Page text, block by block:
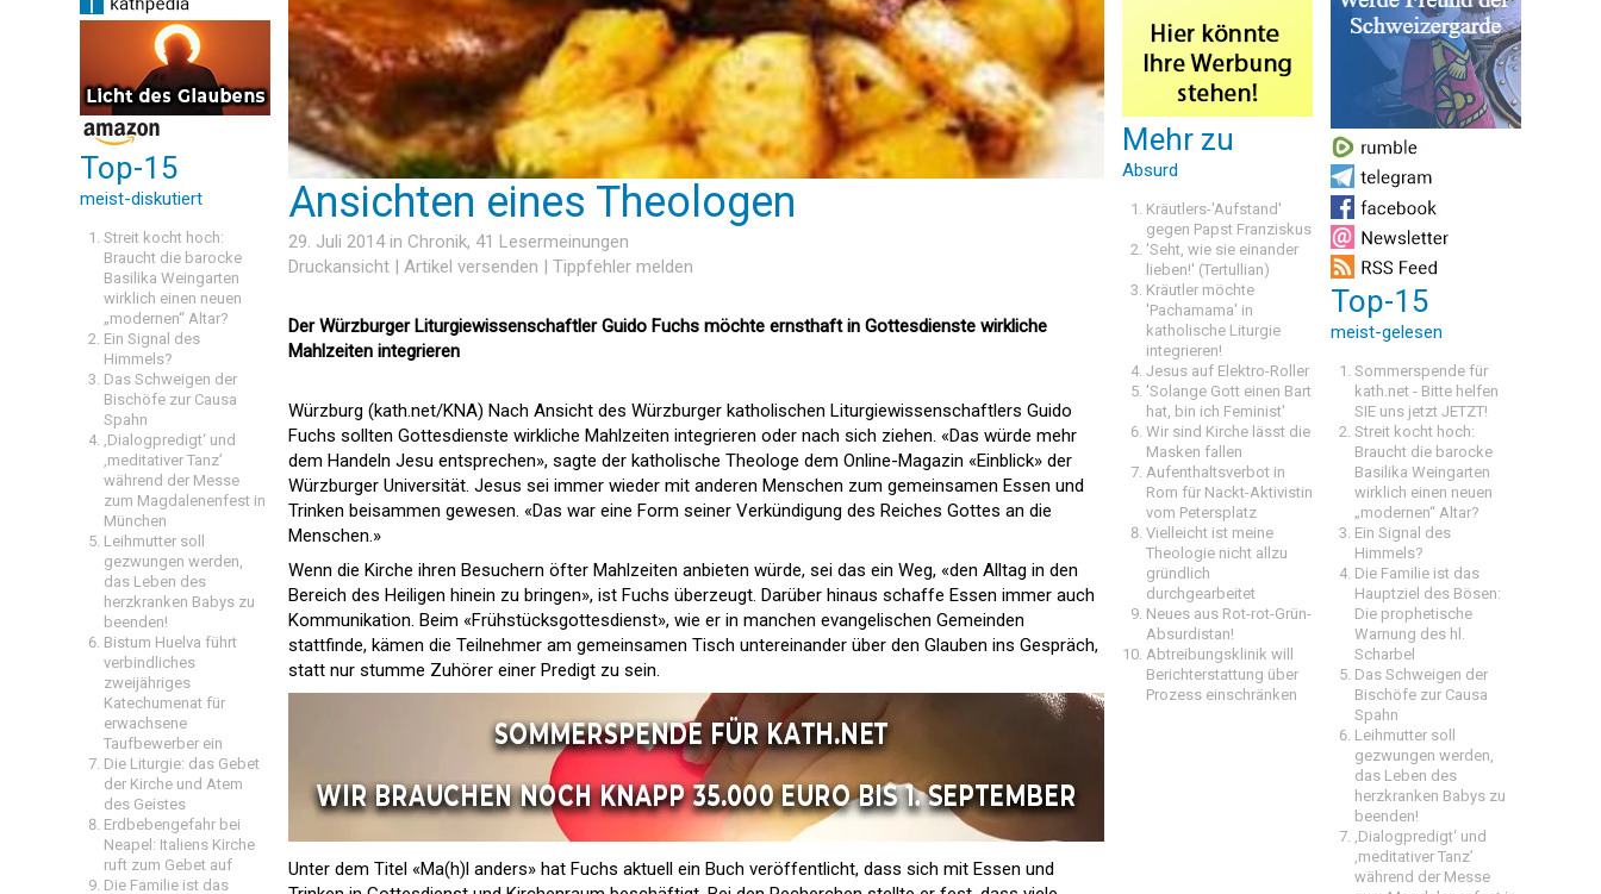
Top-15
meist-diskutiert
Streit kocht hoch:
Braucht die barocke
Basilika Weingarten
wirklich einen neuen
„modernen“ Altar?
Ein Signal des
Himmels?
Das Schweigen der
Bischöfe zur Causa
Spahn
‚Dialogpredigt‘ und
‚meditativer Tanz’
während der Messe
zum Magdalenenfest in
München
Leihmutter soll
gezwungen werden,
das Leben des
herzkranken Babys zu
beenden!
Bistum Huelva führt
verbindliches
zweijähriges
Katechumenat für
erwachsene
Taufbewerber ein
Die Liturgie: das Gebet
der Kirche und Atem
des Geistes
Erdbebengefahr bei
Neapel: Italiens Kirche
ruft zum Gebet auf
Die Familie ist das
Ansichten eines Theologen
29. Juli 2014 in Chronik, 41 Lesermeinungen
Druckansicht | Artikel versenden | Tippfehler melden
Der Würzburger Liturgiewissenschaftler Guido Fuchs möchte ernsthaft in Gottesdienste wirkliche
Mahlzeiten integrieren
Würzburg (kath.net/KNA) Nach Ansicht des Würzburger katholischen Liturgiewissenschaftlers Guido
Fuchs sollten Gottesdienste wirkliche Mahlzeiten integrieren oder nach sich ziehen. «Das würde mehr
dem Handeln Jesu entsprechen», sagte der katholische Theologe dem Online-Magazin «Einblick» der
Würzburger Universität. Jesus sei immer wieder mit anderen Menschen zum gemeinsamen Essen und
Trinken beisammen gewesen. «Das war eine Form seiner Verkündigung des Reiches Gottes an die
Menschen.»
Wenn die Kirche ihren Besuchern öfter Mahlzeiten anbieten würde, sei das ein Weg, «den Alltag in den
Bereich des Heiligen hinein zu bringen», ist Fuchs überzeugt. Darüber hinaus schaffe Essen immer auch
Kommunikation. Beim «Frühstücksgottesdienst», wie er in manchen evangelischen Gemeinden
stattfinde, kämen die Teilnehmer am gemeinsamen Tisch untereinander über den Glauben ins Gespräch,
statt nur stumme Zuhörer einer Predigt zu sein.
Unter dem Titel «Ma(h)l anders» hat Fuchs aktuell ein Buch veröffentlicht, dass sich mit Essen und
Mehr zu
Absurd
Kräutlers-'Aufstand'
gegen Papst Franziskus
'Seht, wie sie einander
lieben!' (Tertullian)
Kräutler möchte
'Pachamama' in
katholische Liturgie
integrieren!
Jesus auf Elektro-Roller
'Solange Gott einen Bart
hat, bin ich Feminist'
Wir sind Kirche lässt die
Masken fallen
Aufenthaltsverbot in
Rom für Nackt-Aktivistin
vom Petersplatz
Vielleicht ist meine
Theologie nicht allzu
gründlich
durchgearbeitet
Neues aus Rot-rot-Grün-
Absurdistan!
Abtreibungsklinik will
Berichterstattung über
Prozess einschränken
Top-15
meist-gelesen
Sommerspende für
kath.net - Bitte helfen
SIE uns jetzt JETZT!
Streit kocht hoch:
Braucht die barocke
Basilika Weingarten
wirklich einen neuen
„modernen“ Altar?
Ein Signal des
Himmels?
Die Familie ist das
Hauptziel des Bösen:
Die prophetische
Warnung des hl.
Scharbel
Das Schweigen der
Bischöfe zur Causa
Spahn
Leihmutter soll
gezwungen werden,
das Leben des
herzkranken Babys zu
beenden!
‚Dialogpredigt‘ und
‚meditativer Tanz’
während der Messe